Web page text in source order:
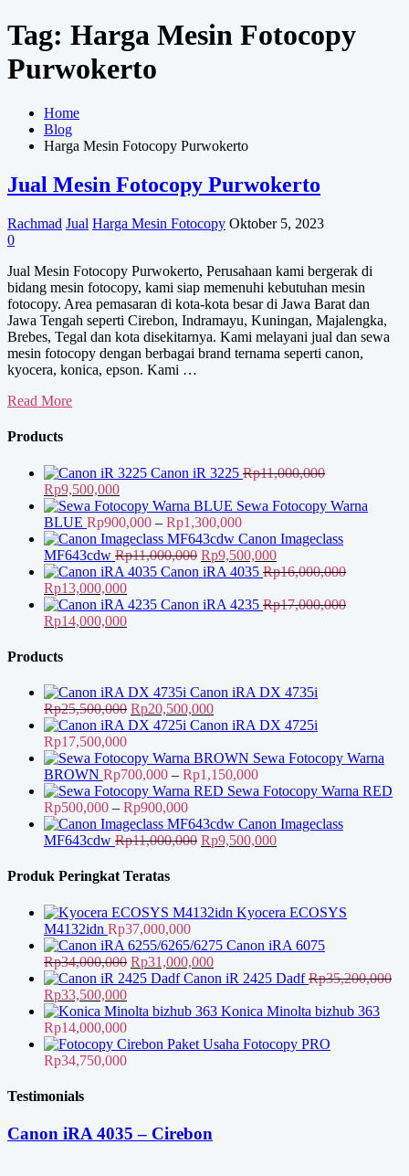
Tag: Harga Mesin Fotocopy
Purwokerto
Home
Blog
Harga Mesin Fotocopy Purwokerto
Jual Mesin Fotocopy Purwokerto
Rachmad Jual Harga Mesin Fotocopy Oktober 5, 2023
0
Jual Mesin Fotocopy Purwokerto, Perusahaan kami bergerak di
bidang mesin fotocopy, kami siap memenuhi kebutuhan mesin
fotocopy. Area pemasaran di kota-kota besar di Jawa Barat dan
Jawa Tengah seperti Cirebon, Indramayu, Kuningan, Majalengka,
Brebes, Tegal dan kota disekitarnya. Kami melayani jual dan sewa
mesin fotocopy dengan berbagai brand ternama seperti canon,
kyocera, konica, epson. Kami …
Jual
Fotocopy
Read More
Products
Canon iR 3225 Rp11,000,000
Harga
aslinya
adalah:
Rp11,000,000.
Rp9,500,000Harga
saat
ini
adalah:
Rp9,500,000.
Sewa Fotocopy Warna
BLUE Rp900,000 – Rp1,300,000Rentang
harga:
Rp900,000
hingga
Canon Imageclass
MF643cdw Rp11,000,000 Harga
aslinya
Rp11,000,000.
Rp9,500,000Harga
saat
adalah:
Canon iRA 4035 Rp16,000,000
Harga
aslinya
adalah:
Rp13,000,000Harga
saat
ini
Canon iRA 4235 Rp17,000,000
Harga
adalah:
Rp14,000,000Harga
Rp14,000,000.
Products
Canon iRA DX 4735i
Rp25,500,000 Harga
aslinya
Rp25,500,000.
Rp20,500,000Harga
saat
adalah:
Rp20,500,000.
Canon iRA DX 4725i
Rp17,500,000
Sewa Fotocopy Warna
BROWN Rp700,000 – Rp1,150,000Rentang
harga:
hingga
Rp1,150,000
Sewa Fotocopy Warna RED
Rp500,000 – Rp900,000Rentang
harga:
Rp500,000
Canon Imageclass
MF643cdw Rp11,000,000 Harga
Rp9,500,000Harga
Rp9,500,000.
Produk Peringkat Teratas
Kyocera ECOSYS
M4132idn Rp37,000,000
Canon iRA 6075
Rp34,000,000 Harga
aslinya
Rp34,000,000.
Rp31,000,000Harga
saat
adalah:
Canon iR 2425 Dadf Rp35,200,000
Harga
aslinya
adalah:
Rp35,200,000.
Rp33,500,000Harga
saat
ini
adalah:
Rp33,500,000.
Konica Minolta bizhub 363
Rp14,000,000
Paket Usaha Fotocopy PRO
Rp34,750,000
Testimonials
Canon iRA 4035 – Cirebon